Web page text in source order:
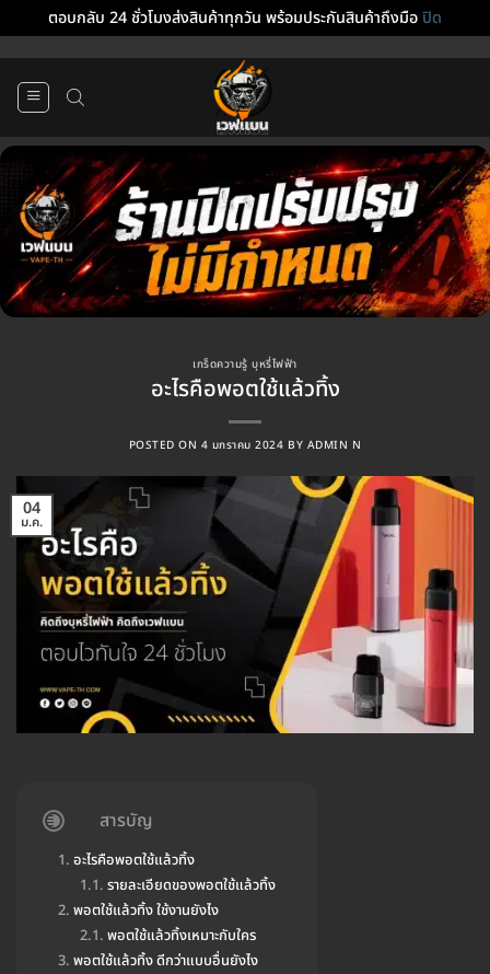
ตอบกลับ 24 ชั่วโมงส่งสินค้าทุกวัน พร้อมประกันสินค้าถึงมือปิด
เกร็ดความรู้ บุหรี่ไฟฟ้า
อะไรคือพอตใช้แล้วทิ้ง
POSTED ON 4 มกราคม 2024 BY ADMIN N
04
ม.ค.
สารบัญ
อะไรคือพอตใช้แล้วทิ้ง
รายละเอียดของพอตใช้แล้วทิ้ง
พอตใช้แล้วทิ้ง ใช้งานยังไง
พอตใช้แล้วทิ้งเหมาะกับใคร
พอตใช้แล้วทิ้ง ดีกว่าแบบอื่นยังไง